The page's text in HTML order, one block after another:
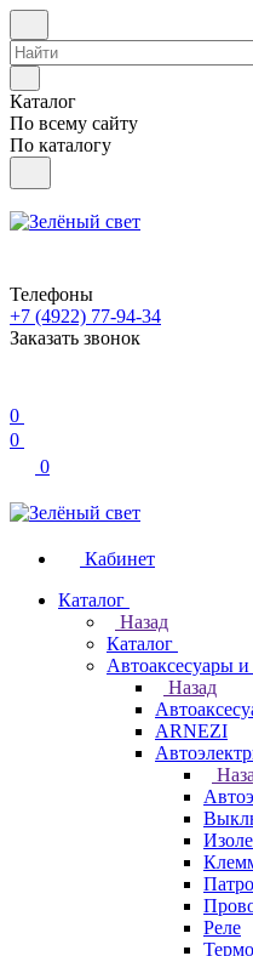
Каталог
По всему сайту
По каталогу
Телефоны
+7 (4922) 77-94-34
Заказать звонок
0
0
0
Кабинет
Каталог
Назад
Каталог
Автоаксесуары
Назад
ARNEZI
Реле